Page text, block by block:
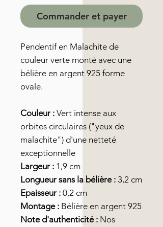
Commander et payer
Pendentif en Malachite de
couleur verte monté avec une
bélière en argent 925 forme
ovale.
Couleur : Vert intense aux
orbites circulaires ("yeux de
malachite") d'une netteté
exceptionnelle
Largeur : 1,9 cm
Longueur sans la bélière : 3,2 cm
Epaisseur : 0,2 cm
Montage : Bélière en argent 925
Note d'authenticité : Nos